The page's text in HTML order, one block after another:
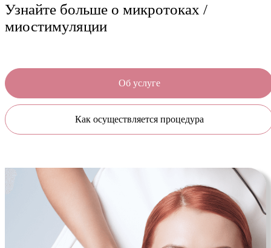
Узнайте больше о микротоках /
миостимуляции
Об услуге
Как осуществляется процедура